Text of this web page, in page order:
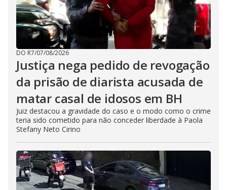
DO R7/07/08/2026
Justiça nega pedido de revogação
da prisão de diarista acusada de
matar casal de idosos em BH
Juiz destacou a gravidade do caso e o modo como o crime
teria sido cometido para não conceder liberdade à Paola
Stefany Neto Cirino